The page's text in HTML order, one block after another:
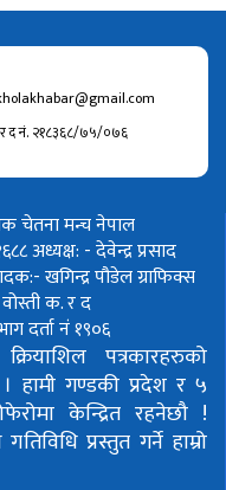
द नं. २१८३६८/७५/०७६
चेतना मन्च नेपाल
अध्यक्ष: - देवेन्द्र प्रसाद
खगिन्द्र पौडेलग्राफिक्स
क. र द
दर्ता नं १९०६
पत्रकारहरुको
हामी गण्डकी प्रदेश र ५
केन्द्रित रहनेछौ !
प्रस्तुत गर्ने हाम्रो